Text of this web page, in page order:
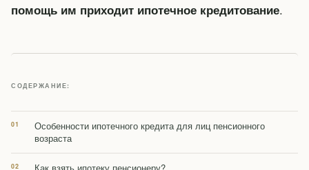
помощь им приходит ипотечное кредитование.
СОДЕРЖАНИЕ:
Особенности ипотечного кредита для лиц пенсионного
возраста